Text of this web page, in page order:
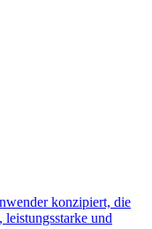
konzipiert, die
und